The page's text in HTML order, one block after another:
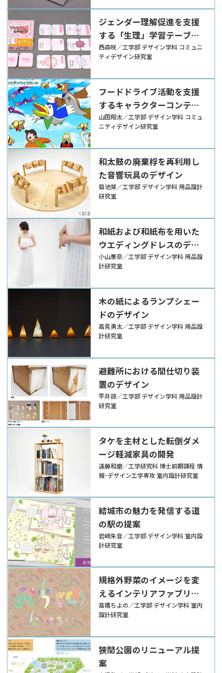
ジェンダー理解促進を支援
する「生理」学習テーブル
ゲーム『知っておこう！女
の子の身体 アンネのえあ
わせ』
西森咲／工学部 デザイン学科 コミュニ
ティデザイン研究室
フードドライブ活動を支援
するキャラクターコンテン
ツ『とどけて！ドライブバ
ード』
山田翔太／工学部 デザイン学科 コミュ
ニティデザイン研究室
和太鼓の廃棄桴を再利用し
た音響玩具のデザイン
菊池栞／工学部 デザイン学科 用品設計
研究室
和紙および和紙布を用いた
ウエディングドレスのデザ
イン
小山華奈／工学部 デザイン学科 用品設
計研究室
木の紙によるランプシェー
ドのデザイン
高見勇太／工学部 デザイン学科 用品設
計研究室
避難所における間仕切り装
置のデザイン
平井諒／工学部 デザイン学科 用品設計
研究室
タケを主材とした転倒ダメ
ージ軽減家具の開発
遠藤和磨／工学研究科 博士前期課程 情
報･デザイン工学専攻 室内設計研究室
結城市の魅力を発信する道
の駅の提案
岩崎朱音／工学部 デザイン学科 室内設
計研究室
規格外野菜のイメージを変
えるインテリアファブリッ
ク
高橋ちよの／工学部 デザイン学科 室内
設計研究室
狭間公園のリニューアル提
案